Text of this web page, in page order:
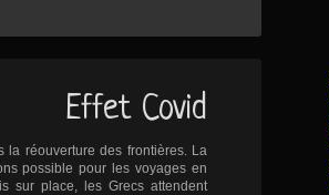
Effet Covid
la réouverture des frontières. La
possible pour les voyages en
sur place, les Grecs attendent